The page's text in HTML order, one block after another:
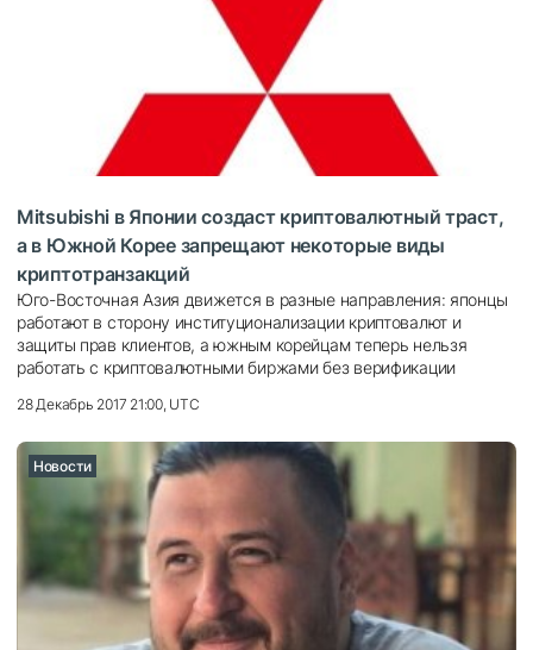
Mitsubishi в Японии создаст криптовалютный траст,
а в Южной Корее запрещают некоторые виды
криптотранзакций
Юго-Восточная Азия движется в разные направления: японцы
работают в сторону институционализации криптовалют и
защиты прав клиентов, а южным корейцам теперь нельзя
работать с криптовалютными биржами без верификации
28 Декабрь 2017 21:00, UTC
Новости